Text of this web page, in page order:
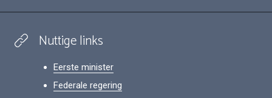
Nuttige links
Eerste minister
Federale regering